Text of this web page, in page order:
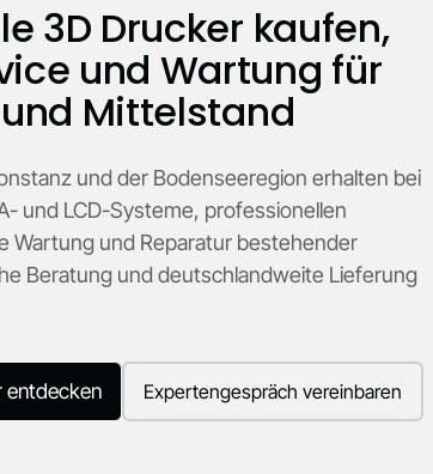
3D Drucker kaufen,
und Wartung für
Mittelstand
und der Bodenseeregion erhalten bei
und LCD-Systeme, professionellen
Wartung und Reparatur bestehender
Beratung und deutschlandweite Lieferung
entdecken Expertengespräch vereinbaren